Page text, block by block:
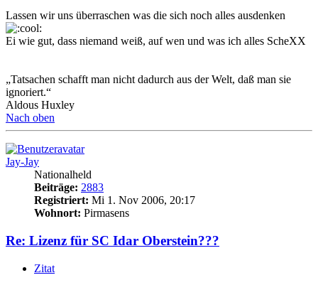
Lassen wir uns überraschen was die sich noch alles ausdenken
Ei wie gut, dass niemand weiß, auf wen und was ich alles ScheXX
„Tatsachen schafft man nicht dadurch aus der Welt, daß man sie
ignoriert.“
Aldous Huxley
Nach oben
Jay-Jay
Nationalheld
Beiträge: 2883
Registriert: Mi 1. Nov 2006, 20:17
Wohnort: Pirmasens
Re: Lizenz für SC Idar Oberstein???
Zitat